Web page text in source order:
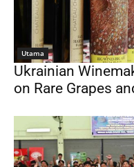
Utama
Ukrainian
on Rare Grapes